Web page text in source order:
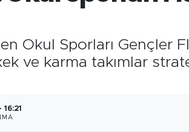
Okul Sporları Gençler
ve karma takımlar